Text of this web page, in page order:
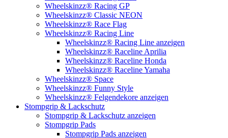
Wheelskinzz® Racing GP
Wheelskinzz® Classic NEON
Wheelskinzz® Race Flag
Wheelskinzz® Racing Line
Wheelskinzz® Racing Line anzeigen
Wheelskinzz® Raceline Aprilia
Wheelskinzz® Raceline Honda
Wheelskinzz® Raceline Yamaha
Wheelskinzz® Space
Wheelskinzz® Funny Style
Wheelskinzz® Felgendekore anzeigen
Stompgrip & Lackschutz
Stompgrip & Lackschutz anzeigen
Stompgrip Pads
Stompgrip Pads anzeigen